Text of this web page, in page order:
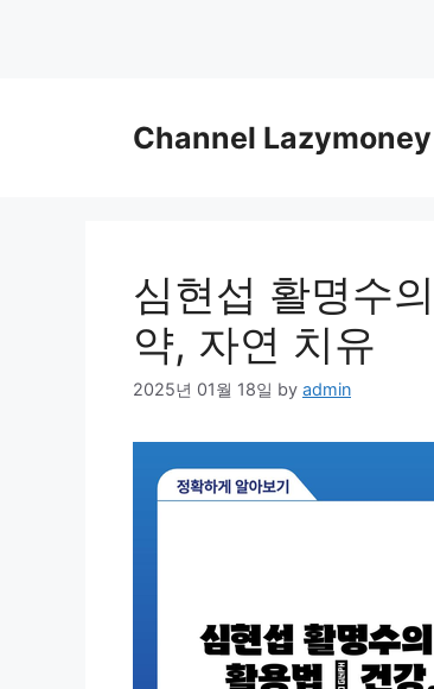
Channel Lazymoney
심현섭 활명수
약, 자연 치유
2025년 01월 18일 by admin